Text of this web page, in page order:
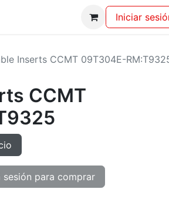
Iniciar
Inserts CCMT 09T304E-
CCMT
sesión para comprar